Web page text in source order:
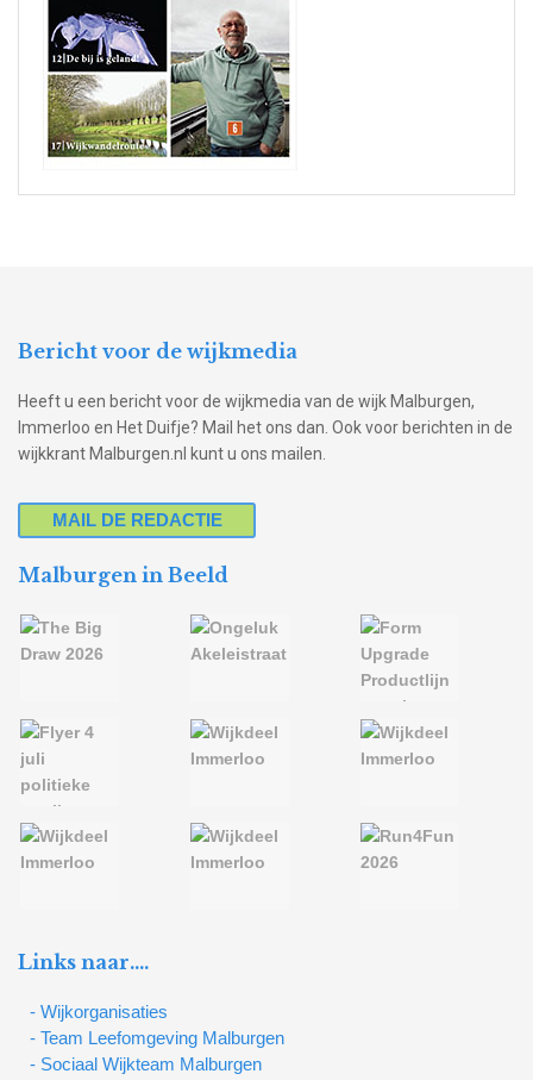
Bericht voor de wijkmedia
Heeft u een bericht voor de wijkmedia van de wijk Malburgen,
Immerloo en Het Duifje? Mail het ons dan. Ook voor berichten in de
wijkkrant Malburgen.nl kunt u ons mailen.
MAIL DE REDACTIE
Malburgen in Beeld
Links naar….
- Wijkorganisaties
- Team Leefomgeving Malburgen
- Sociaal Wijkteam Malburgen